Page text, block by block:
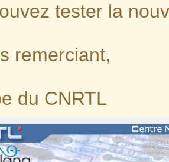
tester la
remerciant,
du CNRTL